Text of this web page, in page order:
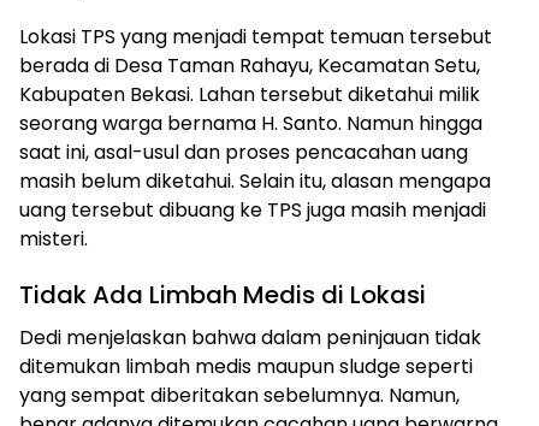
Lokasi TPS yang menjadi tempat temuan tersebut
berada di Desa Taman Rahayu, Kecamatan Setu,
Kabupaten Bekasi. Lahan tersebut diketahui milik
seorang warga bernama H. Santo. Namun hingga
saat ini, asal-usul dan proses pencacahan uang
masih belum diketahui. Selain itu, alasan mengapa
uang tersebut dibuang ke TPS juga masih menjadi
misteri.
Tidak Ada Limbah Medis di Lokasi
Dedi menjelaskan bahwa dalam peninjauan tidak
ditemukan limbah medis maupun sludge seperti
yang sempat diberitakan sebelumnya. Namun,